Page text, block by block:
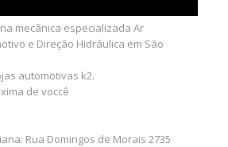
mecânica especializada Ar
e Direção Hidráulica em São
automotivas k2.
de voccê
Rua Domingos de Morais 2735